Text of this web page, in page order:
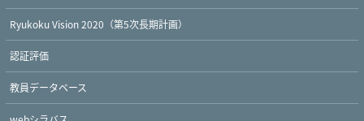
Ryukoku Vision 2020（第5次長期計画）
認証評価
教員データベース